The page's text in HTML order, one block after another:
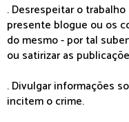
. Desrespeitar o
presente blogue ou os
do mesmo - por tal
ou satirizar as
. Divulgar informações
incitem o crime.